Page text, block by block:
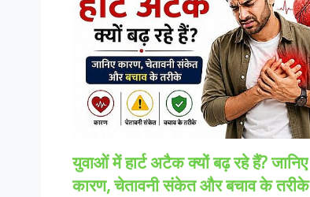
युवाओं में हार्ट अटैक क्यों बढ़ रहे हैं? जानिए
कारण, चेतावनी संकेत और बचाव के तरीके